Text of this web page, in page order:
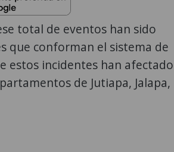
total de eventos han sido
que conforman el sistema de
estos incidentes han
de Jutiapa, Jalapa,